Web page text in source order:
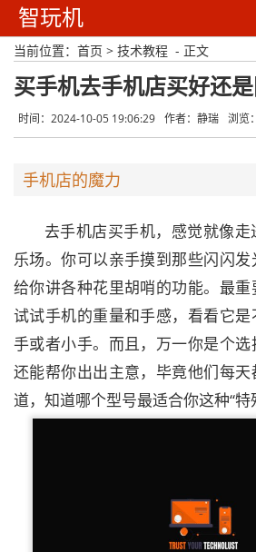
智玩机
当前位置： 首页 > 技术教程 - 正文
买手机去手机店买好还
时间：2024-10-05 19:06:29 作者：静瑞 浏览
手机店的魔力
去手机店买手机，感觉就像
乐场。你可以亲手摸到那些闪闪
给你讲各种花里胡哨的功能。最
试试手机的重量和手感，看看它
手或者小手。而且，万一你是个
还能帮你出出主意，毕竟他们每
道，知道哪个型号最适合你这种“特